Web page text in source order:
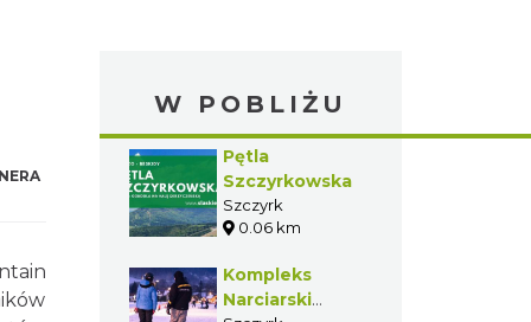
W POBLIŻU
Pętla
Szczyrkowska
Szczyrk
0.06 km
Kompleks
Narciarski